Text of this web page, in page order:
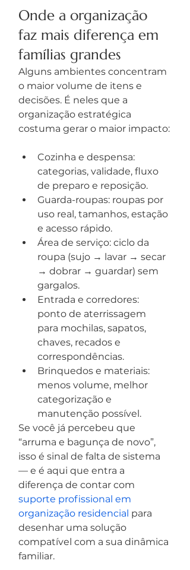
Onde a organização
faz mais diferença em
famílias grandes
Alguns ambientes concentram
o maior volume de itens e
decisões. É neles que a
organização estratégica
costuma gerar o maior impacto:
Cozinha e despensa:
categorias, validade, fluxo
de preparo e reposição.
Guarda-roupas: roupas por
uso real, tamanhos, estação
e acesso rápido.
Área de serviço: ciclo da
roupa (sujo → lavar → secar
→ dobrar → guardar) sem
gargalos.
Entrada e corredores:
ponto de aterrissagem
para mochilas, sapatos,
chaves, recados e
correspondências.
Brinquedos e materiais:
menos volume, melhor
categorização e
manutenção possível.
Se você já percebeu que
“arruma e bagunça de novo”,
isso é sinal de falta de sistema
— e é aqui que entra a
diferença de contar com
suporte profissional em
organização residencial para
desenhar uma solução
compatível com a sua dinâmica
familiar.